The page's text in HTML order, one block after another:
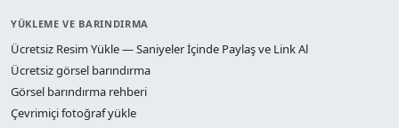
YÜKLEME VE BARINDIRMA
Ücretsiz Resim Yükle — Saniyeler İçinde Paylaş ve Link Al
Ücretsiz görsel barındırma
Görsel barındırma rehberi
Çevrimiçi fotoğraf yükle